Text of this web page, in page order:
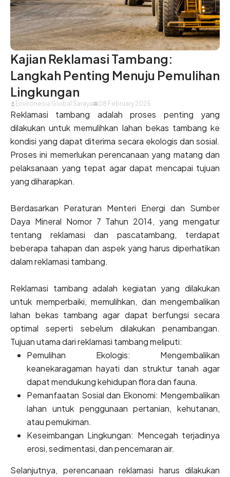
Kajian Reklamasi Tambang:
Langkah Penting Menuju Pemulihan
Lingkungan
Environesia Global Saraya 08 February 2025
Reklamasi tambang adalah proses penting yang
dilakukan untuk memulihkan lahan bekas tambang ke
kondisi yang dapat diterima secara ekologis dan sosial.
Proses ini memerlukan perencanaan yang matang dan
pelaksanaan yang tepat agar dapat mencapai tujuan
yang diharapkan.
Berdasarkan Peraturan Menteri Energi dan Sumber
Daya Mineral Nomor 7 Tahun 2014, yang mengatur
tentang reklamasi dan pascatambang, terdapat
beberapa tahapan dan aspek yang harus diperhatikan
dalam reklamasi tambang.
Reklamasi tambang adalah kegiatan yang dilakukan
untuk memperbaiki, memulihkan, dan mengembalikan
lahan bekas tambang agar dapat berfungsi secara
optimal seperti sebelum dilakukan penambangan.
Tujuan utama dari reklamasi tambang meliputi:
Pemulihan Ekologis: Mengembalikan
keanekaragaman hayati dan struktur tanah agar
dapat mendukung kehidupan flora dan fauna.
Pemanfaatan Sosial dan Ekonomi: Mengembalikan
lahan untuk penggunaan pertanian, kehutanan,
atau pemukiman.
Keseimbangan Lingkungan: Mencegah terjadinya
erosi, sedimentasi, dan pencemaran air.
Selanjutnya, perencanaan reklamasi harus dilakukan